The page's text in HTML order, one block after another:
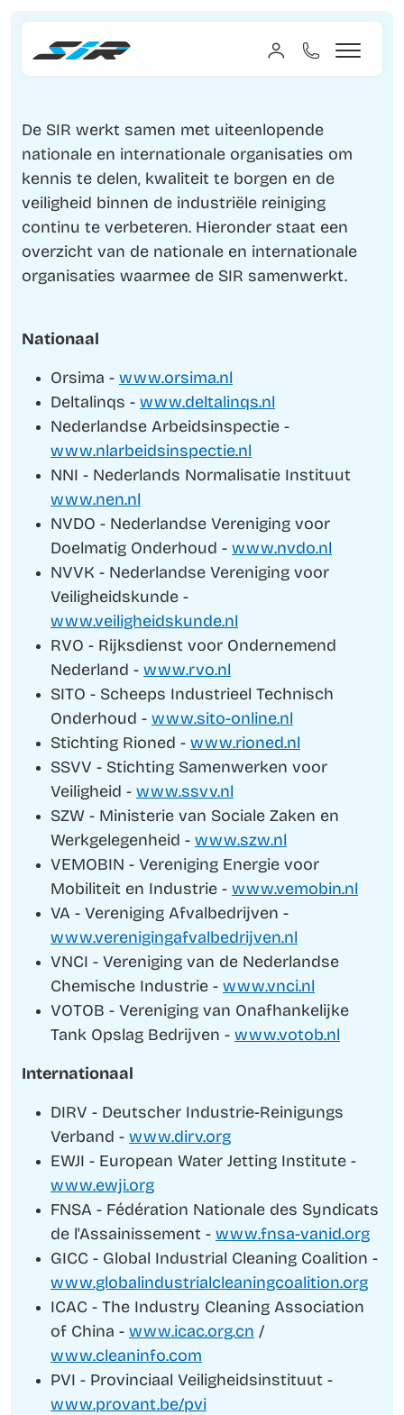
De SIR werkt samen met uiteenlopende
nationale en internationale organisaties om
kennis te delen, kwaliteit te borgen en de
veiligheid binnen de industriële reiniging
continu te verbeteren. Hieronder staat een
overzicht van de nationale en internationale
organisaties waarmee de SIR samenwerkt.
Nationaal
Orsima - www.orsima.nl
Deltalinqs - www.deltalinqs.nl
Nederlandse Arbeidsinspectie -
www.nlarbeidsinspectie.nl
NNI - Nederlands Normalisatie Instituut
www.nen.nl
NVDO - Nederlandse Vereniging voor
Doelmatig Onderhoud - www.nvdo.nl
NVVK - Nederlandse Vereniging voor
Veiligheidskunde -
www.veiligheidskunde.nl
RVO - Rijksdienst voor Ondernemend
Nederland - www.rvo.nl
SITO - Scheeps Industrieel Technisch
Onderhoud - www.sito-online.nl
Stichting Rioned - www.rioned.nl
SSVV - Stichting Samenwerken voor
Veiligheid - www.ssvv.nl
SZW - Ministerie van Sociale Zaken en
Werkgelegenheid - www.szw.nl
VEMOBIN - Vereniging Energie voor
Mobiliteit en Industrie - www.vemobin.nl
VA - Vereniging Afvalbedrijven -
www.verenigingafvalbedrijven.nl
VNCI - Vereniging van de Nederlandse
Chemische Industrie - www.vnci.nl
VOTOB - Vereniging van Onafhankelijke
Tank Opslag Bedrijven - www.votob.nl
Internationaal
DIRV - Deutscher Industrie-Reinigungs
Verband - www.dirv.org
EWJI - European Water Jetting Institute -
www.ewji.org
FNSA - Fédération Nationale des Syndicats
de l'Assainissement - www.fnsa-vanid.org
GICC - Global Industrial Cleaning Coalition -
www.globalindustrialcleaningcoalition.org
ICAC - The Industry Cleaning Association
of China - www.icac.org.cn /
www.cleaninfo.com
PVI - Provinciaal Veiligheidsinstituut -
www.provant.be/pvi